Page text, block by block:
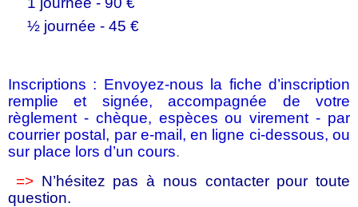
½ journée - 45 €
Inscriptions : Envoyez-nous la fiche d’inscription
remplie et signée, accompagnée de votre
règlement - chèque, espèces ou virement - par
courrier postal, par e-mail, en ligne ci-dessous, ou
sur place lors d’un cours.
=>N’hésitez pas à nous contacter pour toute
question.